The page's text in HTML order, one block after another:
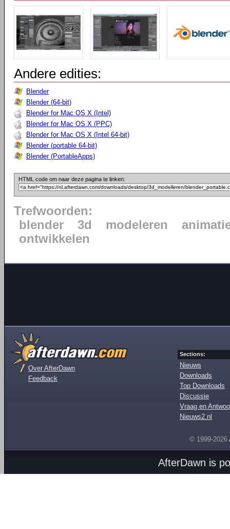
Andere edities:
Blender
Blender (64-bit)
Blender for Mac OS X (Intel)
Blender for Mac OS X (PPC)
Blender for Mac OS X (Intel 64-bit)
Blender (portable 64-bit)
Blender (PortableApps)
HTML code om naar deze pagina te linken:
Trefwoorden:
blender
3d modeleren
ontwikkelen
Over AfterDawn
Feedback
Sections:
Nieuws
Downloads
Top Downloads
Discussie
Vraag en
Nieuws2.nl
© 1999-2026
AfterDawn is